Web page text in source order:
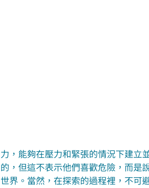
力，能夠在壓力和緊張的情況下建立
的，但這不表示他們喜歡危險，而是
世界。當然，在探索的過程裡，不可